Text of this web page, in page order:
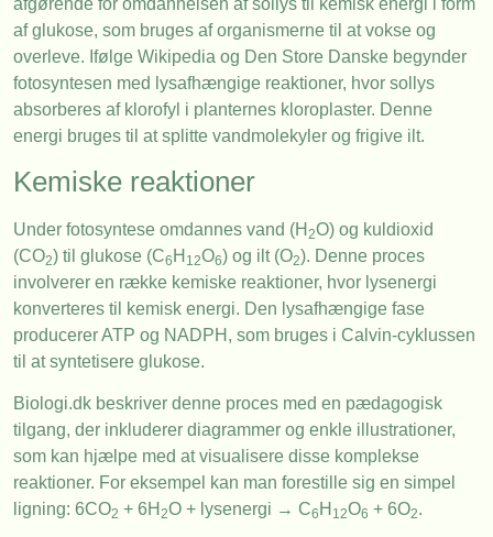
af glukose, som bruges af organismerne til at vokse og
overleve. Ifølge Wikipedia og Den Store Danske begynder
fotosyntesen med lysafhængige reaktioner, hvor sollys
absorberes af klorofyl i planternes kloroplaster. Denne
energi bruges til at splitte vandmolekyler og frigive ilt.
Kemiske reaktioner
Under fotosyntese omdannes vand (H 2O) og kuldioxid
(CO2) til glukose (C6 H 12O6) og ilt (O2). Denne proces
involverer en række kemiske reaktioner, hvor lysenergi
konverteres til kemisk energi. Den lysafhængige fase
producerer ATP og NADPH, som bruges i Calvin-cyklussen
til at syntetisere glukose.
Biologi.dk beskriver denne proces med en pædagogisk
tilgang, der inkluderer diagrammer og enkle illustrationer,
som kan hjælpe med at visualisere disse komplekse
reaktioner. For eksempel kan man forestille sig en simpel
ligning: 6CO2 + 6H 2O + lysenergi → C6 H 12O6 + 6O2.